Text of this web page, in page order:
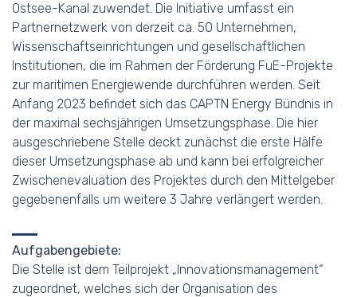
Ostsee-Kanal zuwendet. Die Initiative umfasst ein
Partnernetzwerk von derzeit ca. 50 Unternehmen,
Wissenschaftseinrichtungen und gesellschaftlichen
Institutionen, die im Rahmen der Förderung FuE-Projekte
zur maritimen Energiewende durchführen werden. Seit
Anfang 2023 befindet sich das CAPTN Energy Bündnis in
der maximal sechsjährigen Umsetzungsphase. Die hier
ausgeschriebene Stelle deckt zunächst die erste Hälfe
dieser Umsetzungsphase ab und kann bei erfolgreicher
Zwischenevaluation des Projektes durch den Mittelgeber
gegebenenfalls um weitere 3 Jahre verlängert werden.
Aufgabengebiete:
Die Stelle ist dem Teilprojekt „Innovationsmanagement“
zugeordnet, welches sich der Organisation des